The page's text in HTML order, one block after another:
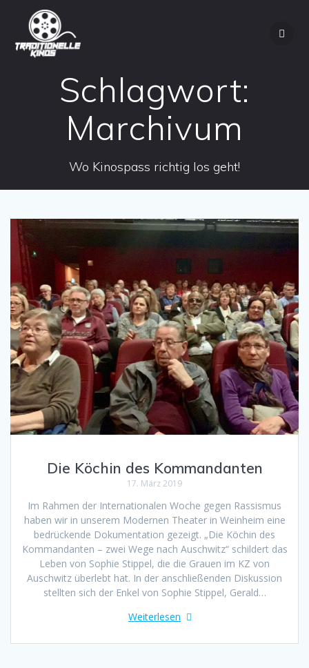
Schlagwort:
Marchivum
Wo Kinospass richtig los geht!
Die Köchin des Kommandanten
17. März 2019
Im Rahmen der Internationalen Woche gegen Rassismus
haben wir in unserem Modernen Theater in Weinheim eine
bedrückende Dokumentation gezeigt. „Die Köchin des
Kommandanten – zwei Wege nach Auschwitz“ schildert das
Leben von Sophie Stippel, die die Grauen im KZ von
Auschwitz überlebt hat. In der anschließenden Diskussion
stellten sich der Enkel von Sophie Stippel, Gerald…
Weiterlesen